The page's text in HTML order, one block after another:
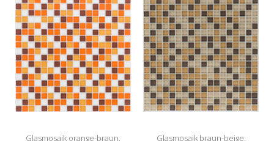
Glasmosaik orange-braun, Glasmosaik braun-beige,